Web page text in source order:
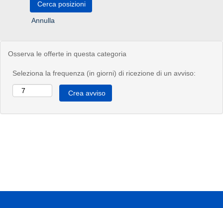
Annulla
Osserva le offerte in questa categoria
Seleziona la frequenza (in giorni) di ricezione di un avviso: